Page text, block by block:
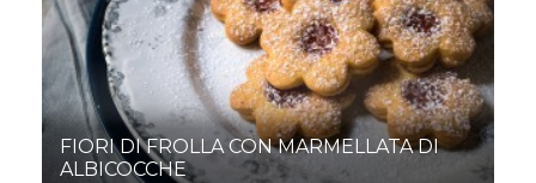
FIORI DI FROLLA CON MARMELLATA DI
ALBICOCCHE